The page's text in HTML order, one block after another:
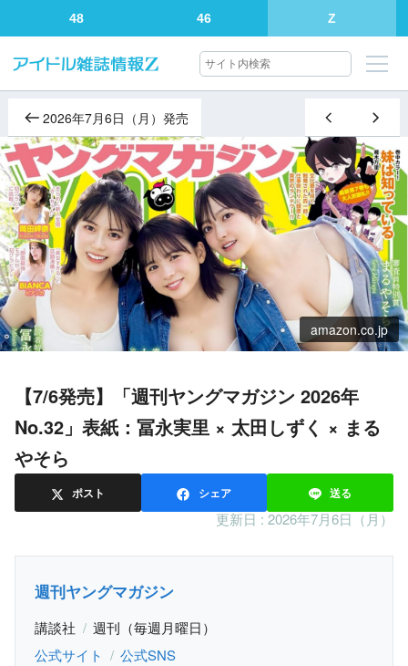
48 46 Z
2026年7月6日（月）発売
amazon.co.jp
【7/6発売】「週刊ヤングマガジン 2026年
No.32」表紙：冨永実里 × 太田しずく × まる
やそら
ポスト シェア 送る
更新日 : 2026年7月6日（月）
週刊ヤングマガジン
講談社
週刊（毎週月曜日）
公式サイト
公式SNS